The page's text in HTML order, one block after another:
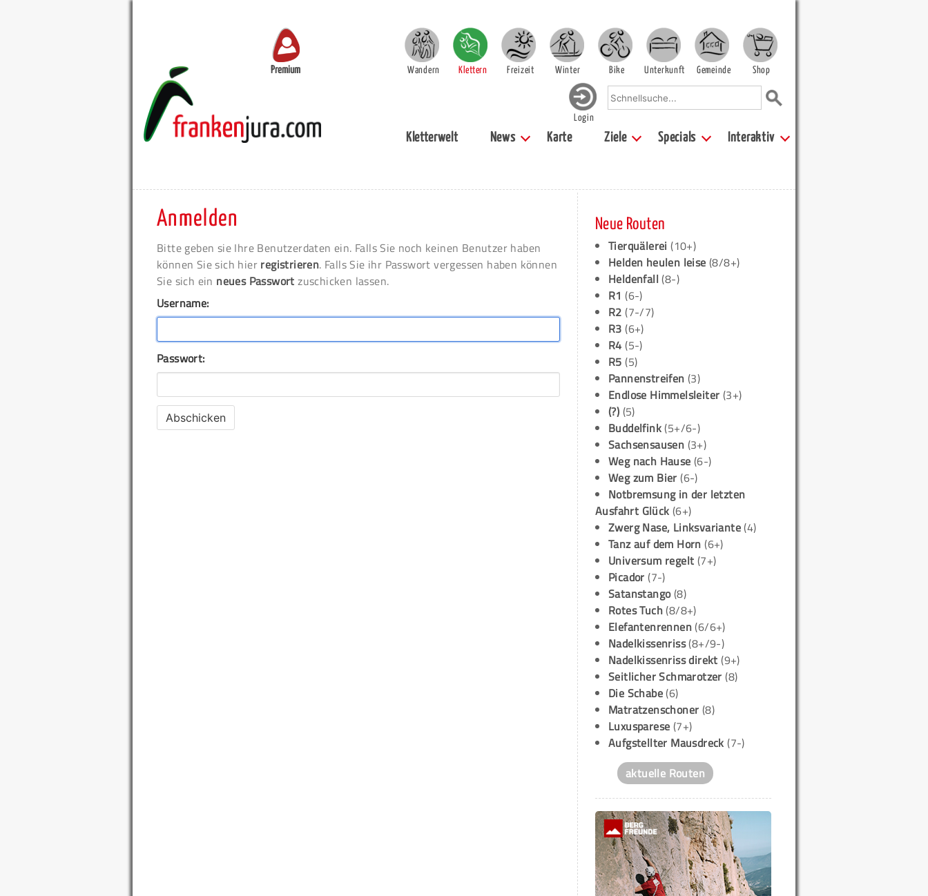
Premium Wandern Klettern Freizeit Winter Bike Unterkunft Gemeinde Shop
Login
Kletterwelt News Karte Ziele Specials Interaktiv
Anmelden
Bitte geben sie Ihre Benutzerdaten ein. Falls Sie noch keinen Benutzer haben
können Sie sich hier registrieren. Falls Sie ihr Passwort vergessen haben können
Sie sich ein neues Passwort zuschicken lassen.
Username:
Passwort:
Neue Routen
Tierquälerei (10+)
Helden heulen leise(8/8+)
Heldenfall(8-)
R1 (6-)
R2 (7-/7)
R3 (6+)
R4 (5-)
R5 (5)
Pannenstreifen (3)
Endlose Himmelsleiter (3+)
(?) (5)
Buddelfink(5+/6-)
Sachsensausen (3+)
Weg nach Hause (6-)
Weg zum Bier (6-)
Notbremsung in der letzten
Ausfahrt Glück (6+)
Zwerg Nase, Linksvariante(4)
Tanz auf dem Horn (6+)
Universum regelt (7+)
Picador (7-)
Satanstango(8)
Rotes Tuch(8/8+)
Elefantenrennen(6/6+)
Nadelkissenriss(8+/9-)
Nadelkissenriss direkt (9+)
Seitlicher Schmarotzer (8)
Die Schabe(6)
Matratzenschoner (8)
Luxusparese (7+)
Aufgstellter Mausdreck (7-)
aktuelle Routen